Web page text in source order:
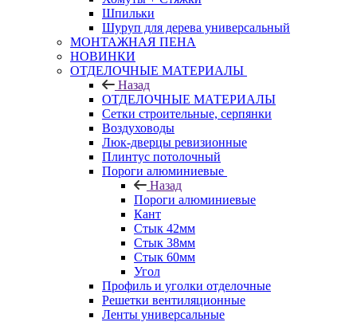
Шпильки
Шуруп для дерева универсальный
МОНТАЖНАЯ ПЕНА
НОВИНКИ
ОТДЕЛОЧНЫЕ МАТЕРИАЛЫ
Назад
ОТДЕЛОЧНЫЕ МАТЕРИАЛЫ
Сетки строительные, серпянки
Воздуховоды
Люк-дверцы ревизионные
Плинтус потолочный
Пороги алюминиевые
Назад
Пороги алюминиевые
Кант
Стык 42мм
Стык 38мм
Стык 60мм
Угол
Профиль и уголки отделочные
Решетки вентиляционные
Ленты универсальные